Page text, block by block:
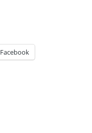
Facebook